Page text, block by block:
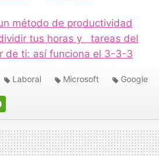
método de productividad
tus horas y tareas del
de ti: así funciona el 3-3-3
Laboral Microsoft Google